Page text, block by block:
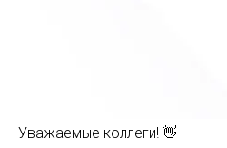
Уважаемые коллеги! 👋